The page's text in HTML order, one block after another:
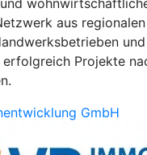
aus
Projekte
GmbH